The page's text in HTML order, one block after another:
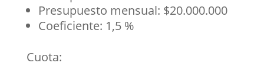
Presupuesto mensual: $20.000.000
Coeficiente: 1,5 %
Cuota: